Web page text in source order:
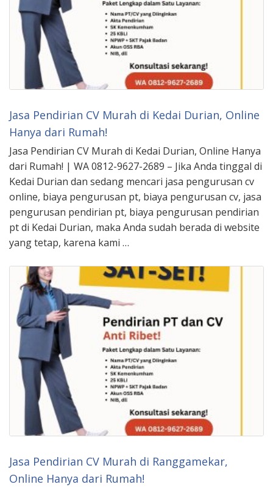
Jasa Pendirian CV Murah di Kedai Durian, Online
Hanya dari Rumah!
Jasa Pendirian CV Murah di Kedai Durian, Online Hanya
dari Rumah! | WA 0812-9627-2689 – Jika Anda tinggal di
Kedai Durian dan sedang mencari jasa pengurusan cv
online, biaya pengurusan pt, biaya pengurusan cv, jasa
pengurusan pendirian pt, biaya pengurusan pendirian
pt di Kedai Durian, maka Anda sudah berada di website
yang tetap, karena kami …
Jasa Pendirian CV Murah di Ranggamekar,
Online Hanya dari Rumah!